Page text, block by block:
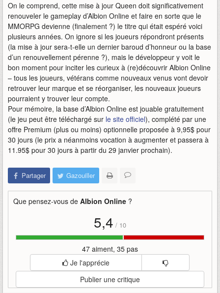
On le comprend, cette mise à jour Queen doit significativement
renouveler le gameplay d’Albion Online et faire en sorte que le
MMORPG devienne (finalement ?) le titre qui était espéré voici
plusieurs années. On ignore si les joueurs répondront présents
(la mise à jour sera-t-elle un dernier baroud d’honneur ou la base
d’un renouvellement pérenne ?), mais le développeur y voit le
bon moment pour inciter les curieux à (re)découvrir Albion Online
– tous les joueurs, vétérans comme nouveaux venus vont devoir
retrouver leur marque et se réorganiser, les nouveaux joueurs
pourraient y trouver leur compte.
Pour mémoire, la base d’Albion Online est jouable gratuitement
(le jeu peut être téléchargé sur le site officiel), complété par une
offre Premium (plus ou moins) optionnelle proposée à 9,95$ pour
30 jours (le prix a néanmoins vocation à augmenter et passera à
11.95$ pour 30 jours à partir du 29 janvier prochain).
Partager Gazouiller
Que pensez-vous de Albion Online ?
5,4 / 10
47 aiment, 35 pas
Je l'apprécie
Publier une critique